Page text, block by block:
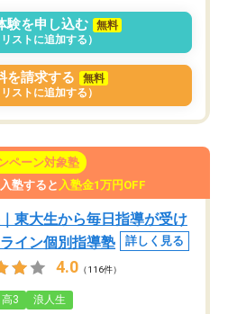
験を申し込む
無料
リストに追加する）
を請求する
無料
リストに追加する）
ペーン対象塾
塾すると 入塾金1万円OFF
東大生から毎日指導が受け
イン個別指導塾
詳しく見る
4.0 （116件）
3 浪人生